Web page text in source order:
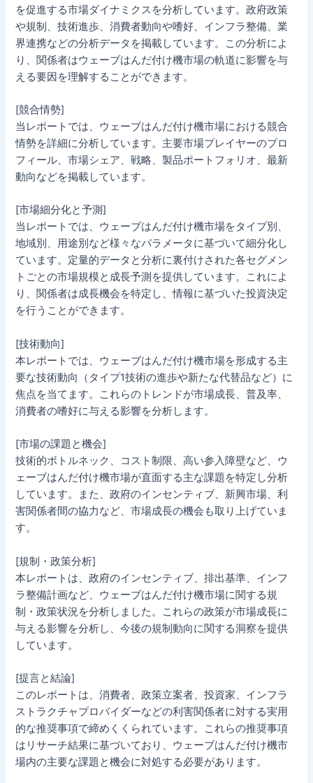
を促進する市場ダイナミクスを分析しています。政府政策
や規制、技術進歩、消費者動向や嗜好、インフラ整備、業
界連携などの分析データを掲載しています。この分析によ
り、関係者はウェーブはんだ付け機市場の軌道に影響を与
える要因を理解することができます。
[競合情勢]
当レポートでは、ウェーブはんだ付け機市場における競合
情勢を詳細に分析しています。主要市場プレイヤーのプロ
フィール、市場シェア、戦略、製品ポートフォリオ、最新
動向などを掲載しています。
[市場細分化と予測]
当レポートでは、ウェーブはんだ付け機市場をタイプ別、
地域別、用途別など様々なパラメータに基づいて細分化し
ています。定量的データと分析に裏付けされた各セグメン
トごとの市場規模と成長予測を提供しています。これによ
り、関係者は成長機会を特定し、情報に基づいた投資決定
を行うことができます。
[技術動向]
本レポートでは、ウェーブはんだ付け機市場を形成する主
要な技術動向（タイプ1技術の進歩や新たな代替品など）に
焦点を当てます。これらのトレンドが市場成長、普及率、
消費者の嗜好に与える影響を分析します。
[市場の課題と機会]
技術的ボトルネック、コスト制限、高い参入障壁など、ウ
ェーブはんだ付け機市場が直面する主な課題を特定し分析
しています。また、政府のインセンティブ、新興市場、利
害関係者間の協力など、市場成長の機会も取り上げていま
す。
[規制・政策分析]
本レポートは、政府のインセンティブ、排出基準、インフ
ラ整備計画など、ウェーブはんだ付け機市場に関する規
制・政策状況を分析しました。これらの政策が市場成長に
与える影響を分析し、今後の規制動向に関する洞察を提供
しています。
[提言と結論]
このレポートは、消費者、政策立案者、投資家、インフラ
ストラクチャプロバイダーなどの利害関係者に対する実用
的な推奨事項で締めくくられています。これらの推奨事項
はリサーチ結果に基づいており、ウェーブはんだ付け機市
場内の主要な課題と機会に対処する必要があります。